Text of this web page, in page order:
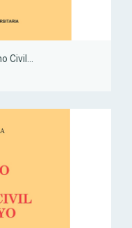
Civil...